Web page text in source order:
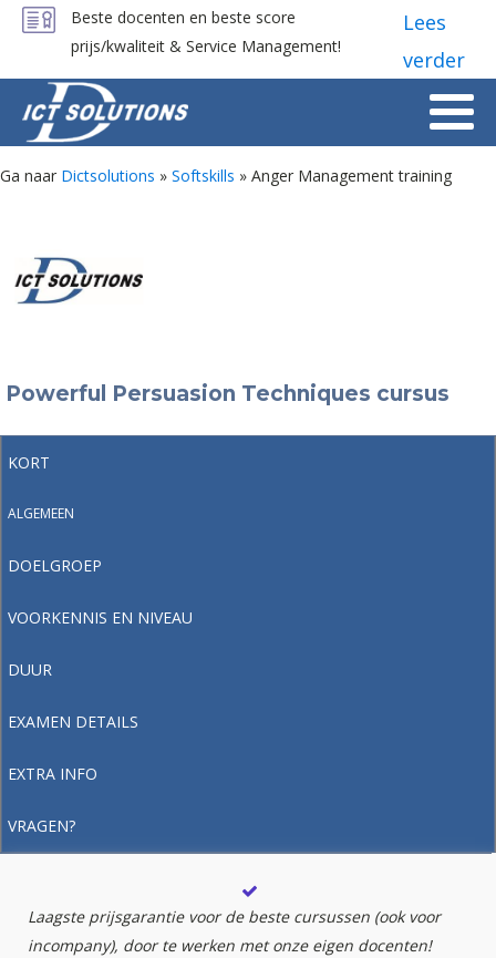
Beste docenten en beste score
prijs/kwaliteit & Service Management!
Lees
verder
Ga naar Dictsolutions » Softskills » Anger Management training
Powerful Persuasion Techniques cursus
KORT
ALGEMEEN
DOELGROEP
VOORKENNIS EN NIVEAU
DUUR
EXAMEN DETAILS
EXTRA INFO
VRAGEN?
Laagste prijsgarantie voor de beste cursussen (ook voor
incompany), door te werken met onze eigen docenten!